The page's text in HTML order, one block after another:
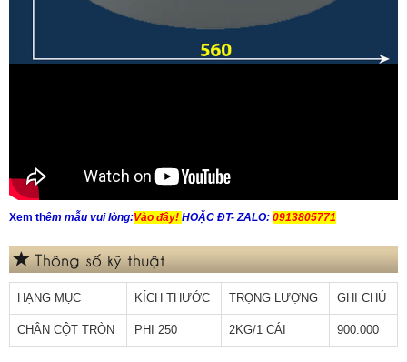
Xem thêm mẫu vui lòng:Vào đây! HOẶC ĐT- ZALO: 0913805771
Thông số kỹ thuật
HẠNG MỤC KÍCH THƯỚC TRỌNG LƯỢNG GHI CHÚ
CHÂN CỘT TRÒN PHI 250 2KG/1 CÁI 900.000